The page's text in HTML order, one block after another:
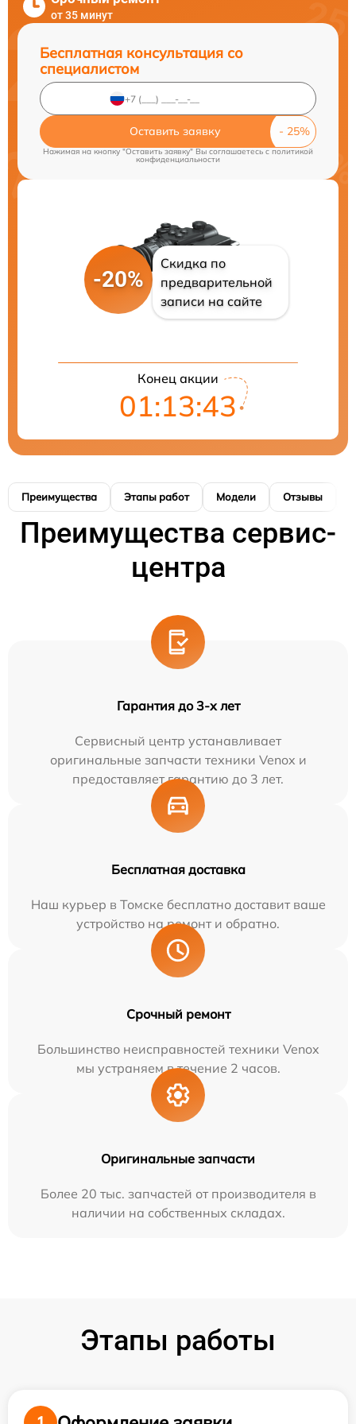
от 35 минут
Бесплатная консультация со
специалистом
Оставить заявку
Нажимая на кнопку "Оставить заявку" Вы соглашаетесь cполитикой
конфиденциальности
-20%
Скидка по
предварительной
записи на сайте
Конец акции
01:13:42
Преимущества Этапы работ Модели Отзывы
Преимущества сервис-
центра
Гарантия до 3-х лет
Сервисный центр устанавливает
оригинальные запчасти техники Venox и
предоставляет гарантию до 3 лет.
Бесплатная доставка
Наш курьер в Томске бесплатно доставит ваше
устройство на ремонт и обратно.
Срочный ремонт
Большинство неисправностей техники Venox
мы устраняем в течение 2 часов.
Оригинальные запчасти
Более 20 тыс. запчастей от производителя в
наличии на собственных складах.
Этапы работы